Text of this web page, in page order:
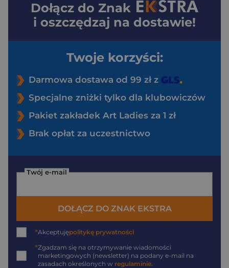
Dołącz do Znak
i oszczędzaj na dostawie!
Twoje korzyści:
Darmowa dostawa od 99 zł z
Specjalne zniżki tylko dla klubowiczów
Pakiet zakładek Art Ladies za 1 zł
Brak opłat za uczestnictwo
Twój e-mail
DOŁĄCZ DO ZNAK EKSTRA
*Akceptujępolitykę prywatności
*Zgadzam się na otrzymywanie wiadomości
marketingowych (newsletter) na podany e-mail na
zasadach określonych w regulaminie.